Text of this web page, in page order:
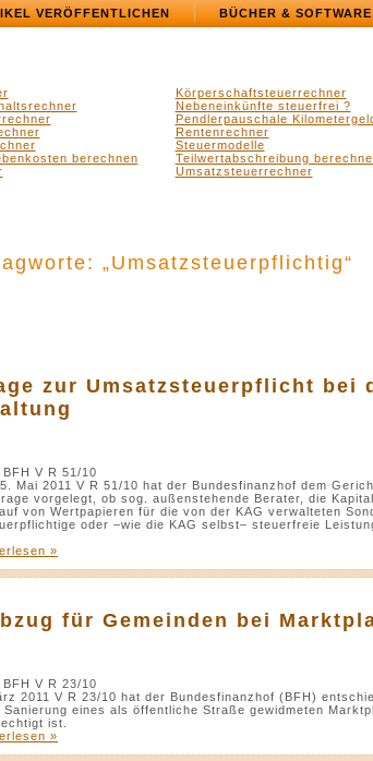
VERÖFFENTLICHEN BÜCHER & SOFTWARE
berechnen
Körperschaftsteuerrechner
Nebeneinkünfte steuerfrei ?
Pendlerpauschale
Rentenrechner
Steuermodelle
Teilwertabschreibung
Umsatzsteuerrechner
„Umsatzsteuerpflichtig“
zur Umsatzsteuerpflicht bei
V R 51/10
Mai 2011 V R 51/10 hat der Bundesfinanzhof dem
vorgelegt, ob sog. außenstehende Berater, die
von Wertpapieren für die von der KAG verwalteten
oder –wie die KAG selbst– steuerfreie
»
für Gemeinden bei
V R 23/10
2011 V R 23/10 hat der Bundesfinanzhof (BFH)
eines als öffentliche Straße gewidmeten
ist.
»